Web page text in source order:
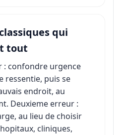
qui
tout
: confondre urgence
ressentie, puis se
endroit, au
Deuxieme erreur :
au lieu de choisir
cliniques,